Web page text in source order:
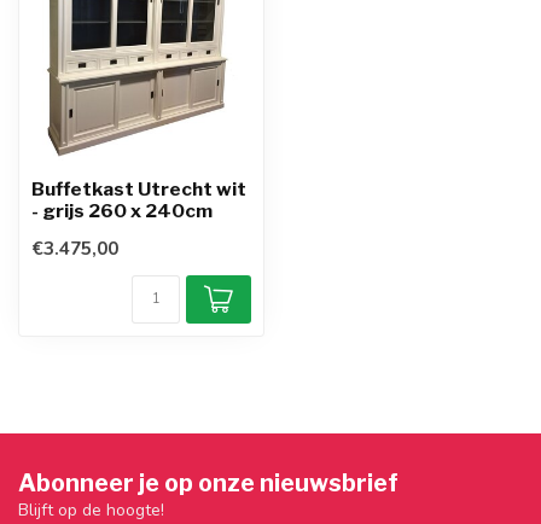
Buffetkast Utrecht wit
- grijs 260 x 240cm
€3.475,00
Abonneer je op onze nieuwsbrief
Blijft op de hoogte!